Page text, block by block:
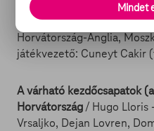
Információk a mérkőzésről
Horvátország-Anglia,
játékvezető: Cuneyt Cakir
A várható kezdőcsapatok
Horvátország/ Hugo Lloris
Vrsaljko, Dejan Lovren,
Mindet